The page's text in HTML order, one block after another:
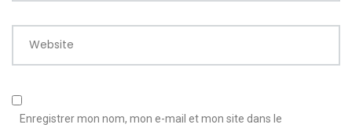
Website
Enregistrer mon nom, mon e-mail et mon site dans le